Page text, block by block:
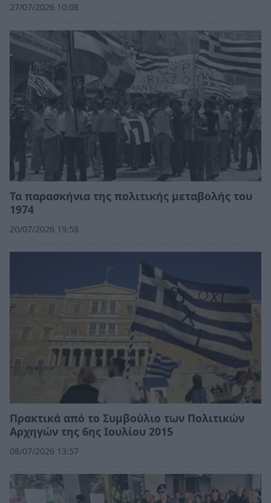
27/07/2026 10:08
Τα παρασκήνια της πολιτικής μεταβολής του
1974
20/07/2026 19:58
Πρακτικά από το Συμβούλιο των Πολιτικών
Αρχηγών της 6ης Ιουλίου 2015
08/07/2026 13:57